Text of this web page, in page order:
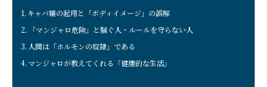
キャバ嬢の起用と「ボディイメージ」の誤解
「マンジャロ危険」と騒ぐ人・ルールを守らない人
人間は「ホルモンの奴隷」である
マンジャロが教えてくれる「健康的な生活」